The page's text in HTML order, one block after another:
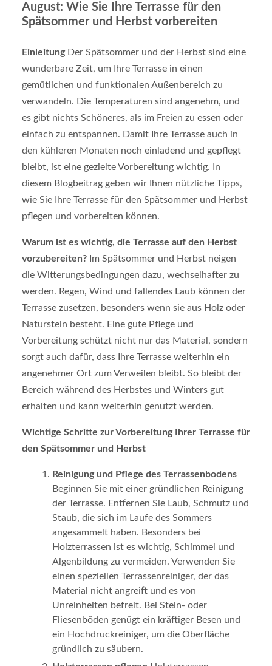
August: Wie Sie Ihre Terrasse für den
Spätsommer und Herbst vorbereiten
EinleitungDer Spätsommer und der Herbst sind eine
wunderbare Zeit, um Ihre Terrasse in einen
gemütlichen und funktionalen Außenbereich zu
verwandeln. Die Temperaturen sind angenehm, und
es gibt nichts Schöneres, als im Freien zu essen oder
einfach zu entspannen. Damit Ihre Terrasse auch in
den kühleren Monaten noch einladend und gepflegt
bleibt, ist eine gezielte Vorbereitung wichtig. In
diesem Blogbeitrag geben wir Ihnen nützliche Tipps,
wie Sie Ihre Terrasse für den Spätsommer und Herbst
pflegen und vorbereiten können.
Warum ist es wichtig, die Terrasse auf den Herbst
vorzubereiten?Im Spätsommer und Herbst neigen
die Witterungsbedingungen dazu, wechselhafter zu
werden. Regen, Wind und fallendes Laub können der
Terrasse zusetzen, besonders wenn sie aus Holz oder
Naturstein besteht. Eine gute Pflege und
Vorbereitung schützt nicht nur das Material, sondern
sorgt auch dafür, dass Ihre Terrasse weiterhin ein
angenehmer Ort zum Verweilen bleibt. So bleibt der
Bereich während des Herbstes und Winters gut
erhalten und kann weiterhin genutzt werden.
Wichtige Schritte zur Vorbereitung Ihrer Terrasse für
den Spätsommer und Herbst
Reinigung und Pflege des Terrassenbodens
Beginnen Sie mit einer gründlichen Reinigung
der Terrasse. Entfernen Sie Laub, Schmutz und
Staub, die sich im Laufe des Sommers
angesammelt haben. Besonders bei
Holzterrassen ist es wichtig, Schimmel und
Algenbildung zu vermeiden. Verwenden Sie
einen speziellen Terrassenreiniger, der das
Material nicht angreift und es von
Unreinheiten befreit. Bei Stein- oder
Fliesenböden genügt ein kräftiger Besen und
ein Hochdruckreiniger, um die Oberfläche
gründlich zu säubern.